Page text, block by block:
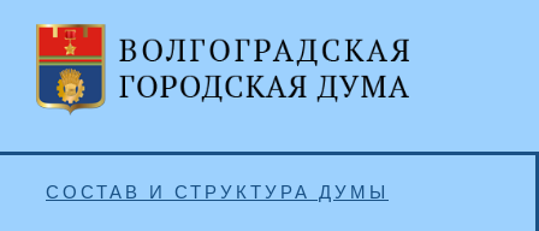
СОСТАВ И СТРУКТУРА ДУМЫ